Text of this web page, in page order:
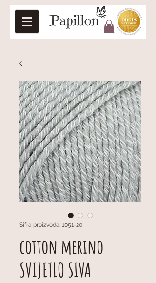
Šifra proizvoda: 1051-20
cotton merino
SVIJETLO SIVA